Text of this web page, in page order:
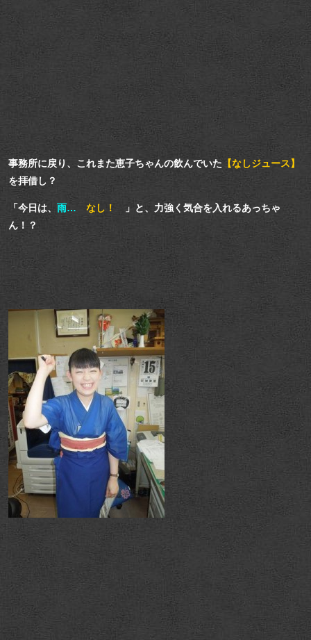
事務所に戻り、これまた恵子ちゃんの飲んでいた 【なしジュース】
を拝借し？
「今日は、 雨… なし！
」と、力強く気合を入れるあっちゃ
ん！？